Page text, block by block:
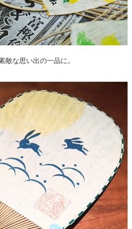
な思い出の一品に。